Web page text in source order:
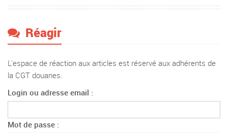
Réagir
L'espace de réaction aux articles est réservé aux adhérents de
la CGT douanes.
Login ou adresse email :
Mot de passe :